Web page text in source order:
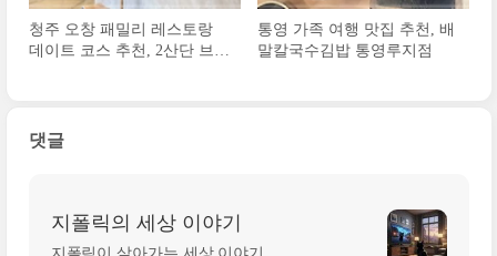
청주 오창 패밀리 레스토랑
데이트 코스 추천, 2산단 브리
통영 가족 여행 맛집 추천, 배
말칼국수김밥 통영루지점
댓글
지폴릭의 세상 이야기